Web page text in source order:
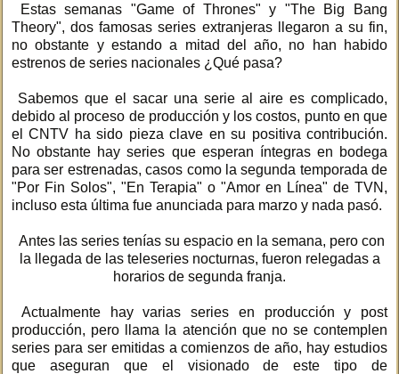
Estas semanas "Game of Thrones" y "The Big Bang
Theory", dos famosas series extranjeras llegaron a su fin,
no obstante y estando a mitad del año, no han habido
estrenos de series nacionales ¿Qué pasa?
Sabemos que el sacar una serie al aire es complicado,
debido al proceso de producción y los costos, punto en que
el CNTV ha sido pieza clave en su positiva contribución.
No obstante hay series que esperan íntegras en bodega
para ser estrenadas, casos como la segunda temporada de
"Por Fin Solos", "En Terapia" o "Amor en Línea" de TVN,
incluso esta última fue anunciada para marzo y nada pasó.
Antes las series tenías su espacio en la semana, pero con
la llegada de las teleseries nocturnas, fueron relegadas a
horarios de segunda franja.
Actualmente hay varias series en producción y post
producción, pero llama la atención que no se contemplen
series para ser emitidas a comienzos de año, hay estudios
que aseguran que el visionado de este tipo de